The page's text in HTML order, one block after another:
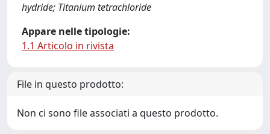
hydride; Titanium tetrachloride
Appare nelle tipologie:
1.1 Articolo in rivista
File in questo prodotto:
Non ci sono file associati a questo prodotto.